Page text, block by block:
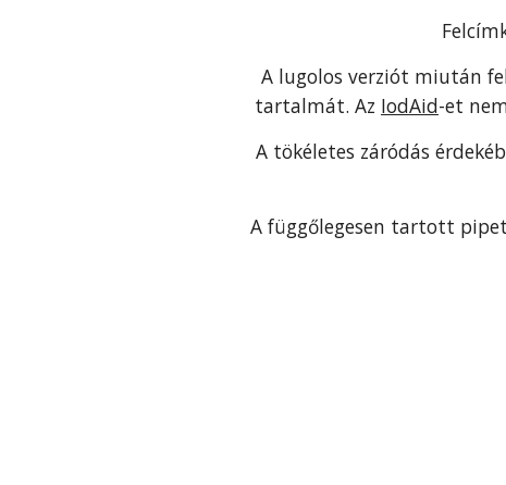
A lugolos verziót miután
tartalmát. Az IodAid-et
A tökéletes záródás
A függőlegesen tartott